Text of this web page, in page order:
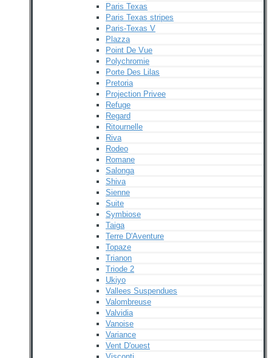
Paris Texas
Paris Texas stripes
Paris-Texas V
Plazza
Point De Vue
Polychromie
Porte Des Lilas
Pretoria
Projection Privee
Refuge
Regard
Ritournelle
Riva
Rodeo
Romane
Salonga
Shiva
Sienne
Suite
Symbiose
Taiga
Terre D'Aventure
Topaze
Trianon
Triode 2
Ukiyo
Vallees Suspendues
Valombreuse
Valvidia
Vanoise
Variance
Vent D'ouest